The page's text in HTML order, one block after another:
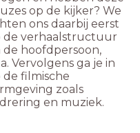
op de kijker? We
ons daarbij eerst
de verhaalstructuur
de hoofdpersoon,
Vervolgens ga je in
de filmische
zoals
en muziek.